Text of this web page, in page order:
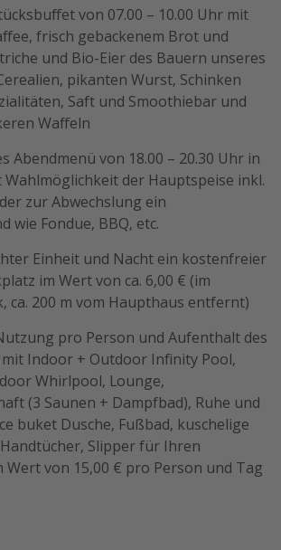
von 07.00 – 10.00 Uhr mit
frisch gebackenem Brot und
und Bio-Eier des Bauern unseres
pikanten Wurst, Schinken
Saft und Smoothiebar und
Waffeln
Abendmenü von 18.00 – 20.30 Uhr in
Wahlmöglichkeit der Hauptspeise inkl.
zur Abwechslung ein
wie Fondue, BBQ, etc.
Einheit und Nacht ein kostenfreier
im Wert von ca. 6,00 € (im
ca. 200 m vom Haupthaus entfernt)
pro Person und Aufenthalt des
mit Indoor + Outdoor Infinity Pool,
Whirlpool, Lounge,
(3 Saunen + Dampfbad), Ruhe und
buket Dusche, Fußbad, kuschelige
Slipper für Ihren
von 15,00 € pro Person und Tag